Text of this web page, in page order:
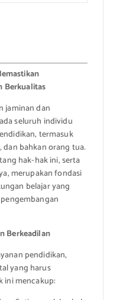
Berkualitas
jaminan dan
seluruh individu
termasuk
dan bahkan orang tua.
hak-hak ini, serta
merupakan fondasi
belajar yang
Berkeadilan
pendidikan,
yang harus
ini mencakup: